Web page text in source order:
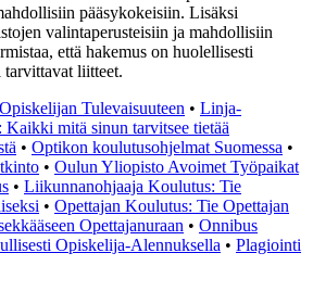
pääsykokeisiin. Lisäksi
valintaperusteisiin ja mahdollisiin
että hakemus on huolellisesti
liitteet.
Tulevaisuuteen • Linja-
mitä sinun tarvitsee tietää
• Optikon koulutusohjelmat Suomessa •
• Oulun Yliopisto Avoimet Työpaikat
• Liikunnanohjaaja Koulutus: Tie
• Opettajan Koulutus: Tie Opettajan
Opettajanuraan • Onnibus
Opiskelija-Alennuksella • Plagiointi